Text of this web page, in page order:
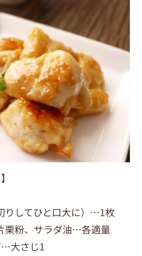
りしてひと口大に）…1枚
栗粉、サラダ油…各適量
…大さじ1